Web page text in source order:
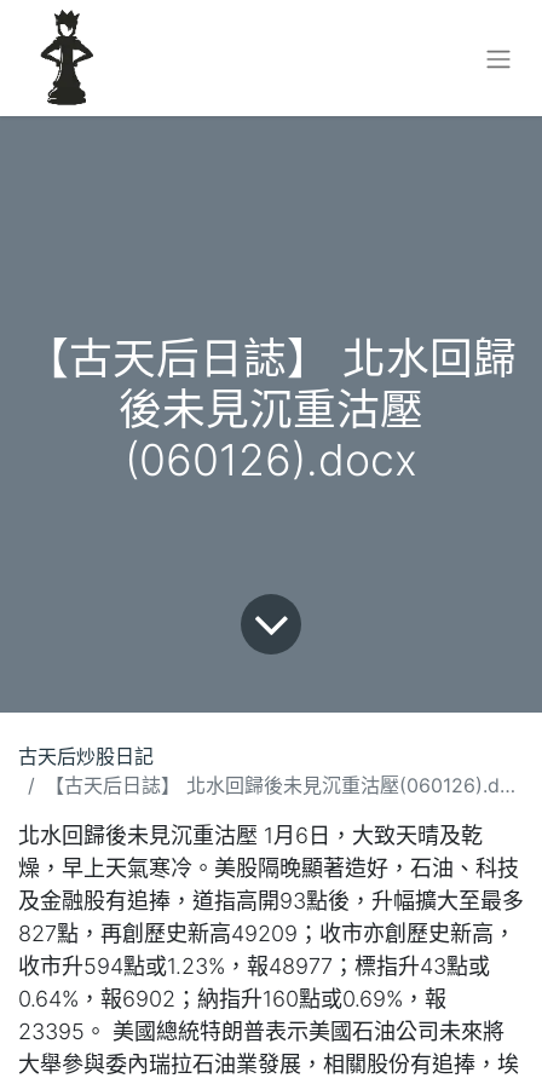
【古天后日誌】 北水回歸
後未見沉重沽壓
(060126).docx
古天后炒股日記
【古天后日誌】 北水回歸後未見沉重沽壓(060126).docx
北水回歸後未見沉重沽壓 1月6日，大致天晴及乾
燥，早上天氣寒冷。美股隔晚顯著造好，石油、科技
及金融股有追捧，道指高開93點後，升幅擴大至最多
827點，再創歷史新高49209；收市亦創歷史新高，
收市升594點或1.23%，報48977；標指升43點或
0.64%，報6902；納指升160點或0.69%，報
23395。 美國總統特朗普表示美國石油公司未來將
大舉參與委內瑞拉石油業發展，相關股份有追捧，埃